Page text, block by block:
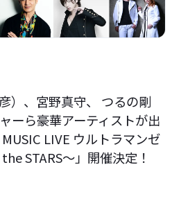
）、宮野真守、 つるの剛
ーら豪華アーティストが出
LIVE ウルトラマンゼ
STARS～」開催決定！